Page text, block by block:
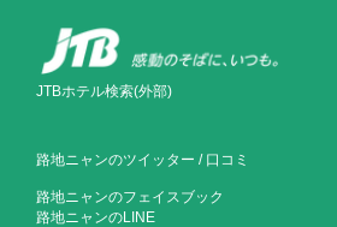
JTBホテル検索(外部)
路地ニャンのツイッター / 口コミ
路地ニャンのフェイスブック
路地ニャンのLINE